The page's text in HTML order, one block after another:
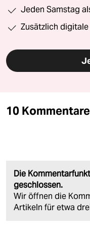
Jeden Samstag
Zusätzlich
10 Kommentare
Die
geschlossen.
Wir öffnen die
Artikeln für etwa